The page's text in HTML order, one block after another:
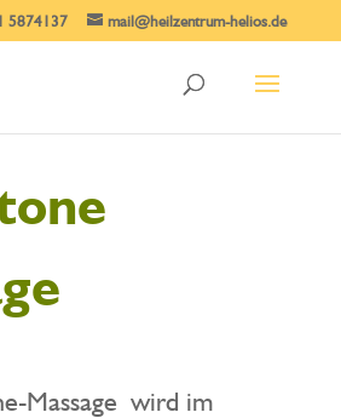
5874137 mail@heilzentrum-helios.de
Massage wird im